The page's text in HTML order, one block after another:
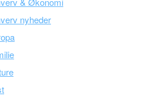
nyheder